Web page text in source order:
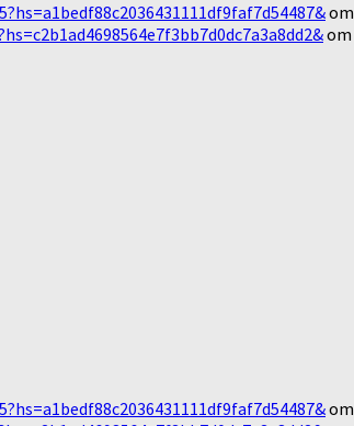
om
om
om